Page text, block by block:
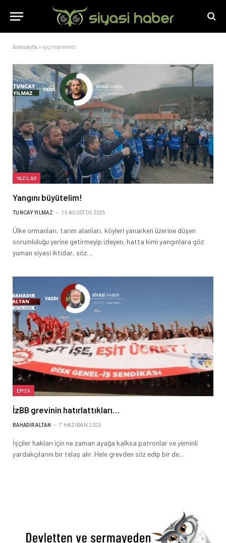
Anasayfa » işçi hareketi
YAZILAR
Yangını büyütelim!
TUNCAY YILMAZ 15 AĞUSTOS 2025
Ülke ormanları, tarım alanları, köyleri yanarken üzerine düşen
sorumluluğu yerine getirmeyip izleyen, hatta kimi yangınlara göz
yuman siyasi iktidar, söz…
EMEK
İzBB grevinin hatırlattıkları…
BAHADIR ALTAN 7 HAZIRAN 2025
İşçiler hakları için ne zaman ayağa kalksa patronlar ve yeminli
yardakçılarını bir telaş alır. Hele grevden söz edip bir de…